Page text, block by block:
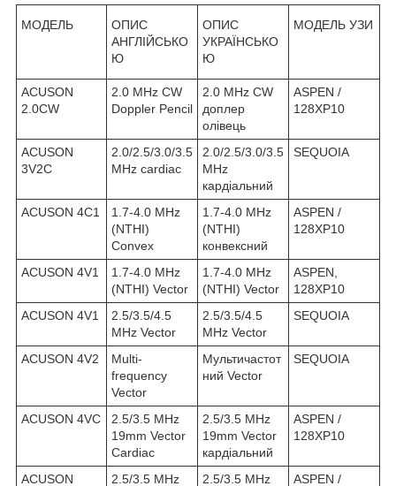
МОДЕЛЬ
ОПИС
АНГЛІЙСЬКО
Ю
ОПИС
УКРАЇНСЬКО
Ю
МОДЕЛЬ УЗИ
ACUSON
2.0CW
2.0 MHz CW
Doppler Pencil
2.0 MHz CW
доплер
олівець
ASPEN /
128XP10
ACUSON
3V2C
2.0/2.5/3.0/3.5
MHz cardiac
2.0/2.5/3.0/3.5
MHz
кардіальний
SEQUOIA
ACUSON 4C1
1.7-4.0 MHz
(NTHI)
Convex
1.7-4.0 MHz
(NTHI)
конвексний
ASPEN /
128XP10
ACUSON 4V1
1.7-4.0 MHz
(NTHI) Vector
1.7-4.0 MHz
(NTHI) Vector
ASPEN,
128XP10
ACUSON 4V1
2.5/3.5/4.5
MHz Vector
2.5/3.5/4.5
MHz Vector
SEQUOIA
ACUSON 4V2
Multi-
frequency
Vector
Мультичастот
ний Vector
SEQUOIA
ACUSON 4VC
2.5/3.5 MHz
19mm Vector
Cardiac
2.5/3.5 MHz
19mm Vector
кардіальний
ASPEN /
128XP10
ACUSON 2.5/3.5 MHz 2.5/3.5 MHz ASPEN /